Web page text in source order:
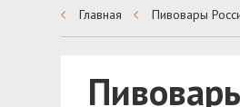
Главная Пивовары